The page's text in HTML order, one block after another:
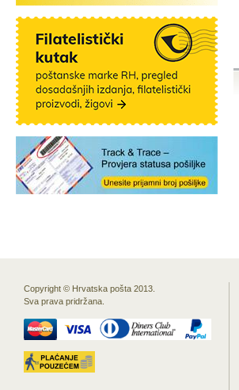
Copyright © Hrvatska pošta 2013.
Sva prava pridržana.